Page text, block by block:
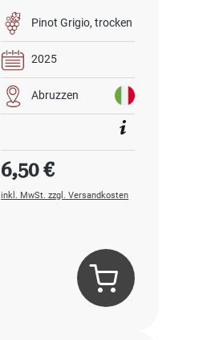
Pinot Grigio trocken
2025
Abruzzen
Regulärer Preis:
6,50 €
inkl. MwSt. zzgl. Versandkosten